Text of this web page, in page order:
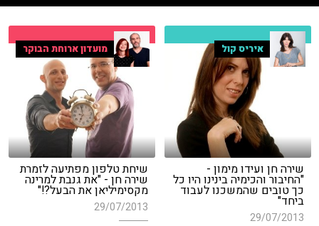
איריס קול
שירה חן ועידו מימון -
"החיבור והכימיה בינינו היו כל
כך טובים שהמשכנו לעבוד
ביחד"
29/07/2013
מועדון ארוחת הבוקר
שיחת טלפון מפתיעה לזמרת
שירה חן - "את גנבת למרינה
מקסימיליאן את הבעל?!"
29/07/2013